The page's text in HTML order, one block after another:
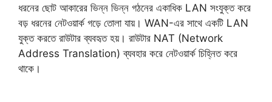
ধরনের ছোট আকারের ভিন্ন ভিন্ন গঠনের একাধিক LAN সংযুক্ত করে
বড় ধরনের নেটওয়ার্ক গড়ে তোলা যায়। WAN-এর সাথে একটি LAN
যুক্ত করতে রাউটার ব্যবহৃত হয়। রাউটার NAT (Network
Address Translation) ব্যবহার করে নেটওয়ার্ক চিহ্নিত করে
থাকে।